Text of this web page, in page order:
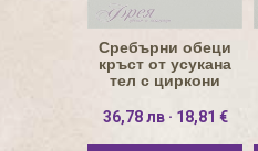
Сребърни обеци
кръст от усукана
тел с циркони
36,78 лв · 18,81 €